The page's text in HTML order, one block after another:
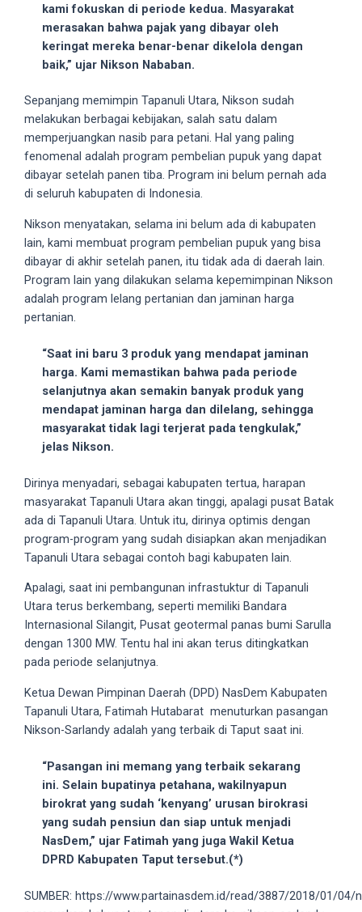
videos
other
websites.
18Tube.tv
also
find
exclusive
porn
productions
shot
ourselves.
around
sex
sections
and
choose
your
favorite
one:
amateur
porn
videos,
ass,
blonde,
transsexual
kami fokuskan di periode kedua. Masyarakat
merasakan bahwa pajak yang dibayar oleh
keringat mereka benar-benar dikelola dengan
baik,” ujar Nikson Nababan.
Sepanjang memimpin Tapanuli Utara, Nikson sudah
melakukan berbagai kebijakan, salah satu dalam
memperjuangkan nasib para petani. Hal yang paling
fenomenal adalah program pembelian pupuk yang dapat
dibayar setelah panen tiba. Program ini belum pernah ada
di seluruh kabupaten di Indonesia.
Nikson menyatakan, selama ini belum ada di kabupaten
lain, kami membuat program pembelian pupuk yang bisa
dibayar di akhir setelah panen, itu tidak ada di daerah lain.
Program lain yang dilakukan selama kepemimpinan Nikson
adalah program lelang pertanian dan jaminan harga
pertanian.
“Saat ini baru 3 produk yang mendapat jaminan
harga. Kami memastikan bahwa pada periode
selanjutnya akan semakin banyak produk yang
mendapat jaminan harga dan dilelang, sehingga
masyarakat tidak lagi terjerat pada tengkulak,”
jelas Nikson.
Dirinya menyadari, sebagai kabupaten tertua, harapan
masyarakat Tapanuli Utara akan tinggi, apalagi pusat Batak
ada di Tapanuli Utara. Untuk itu, dirinya optimis dengan
program-program yang sudah disiapkan akan menjadikan
Tapanuli Utara sebagai contoh bagi kabupaten lain.
Apalagi, saat ini pembangunan infrastuktur di Tapanuli
Utara terus berkembang, seperti memiliki Bandara
Internasional Silangit, Pusat geotermal panas bumi Sarulla
dengan 1300 MW. Tentu hal ini akan terus ditingkatkan
pada periode selanjutnya.
Ketua Dewan Pimpinan Daerah (DPD) NasDem Kabupaten
Tapanuli Utara, Fatimah Hutabarat menuturkan pasangan
Nikson-Sarlandy adalah yang terbaik di Taput saat ini.
“Pasangan ini memang yang terbaik sekarang
ini. Selain bupatinya petahana, wakilnyapun
birokrat yang sudah ‘kenyang’ urusan birokrasi
yang sudah pensiun dan siap untuk menjadi
NasDem,” ujar Fatimah yang juga Wakil Ketua
DPRD Kabupaten Taput tersebut.(*)
SUMBER: https://www.partainasdem.id/read/3887/2018/01/04/